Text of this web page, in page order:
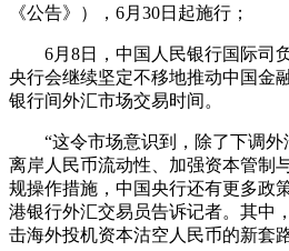
《公告》），6月30日起施行；
6月8日，中国人民银行国际司
央行会继续坚定不移地推动中国金
银行间外汇市场交易时间。
“这令市场意识到，除了下调
离岸人民币流动性、加强资本管制
规操作措施，中国央行还有更多政
港银行外汇交易员告诉记者。其中
击海外投机资本沽空人民币的新套路